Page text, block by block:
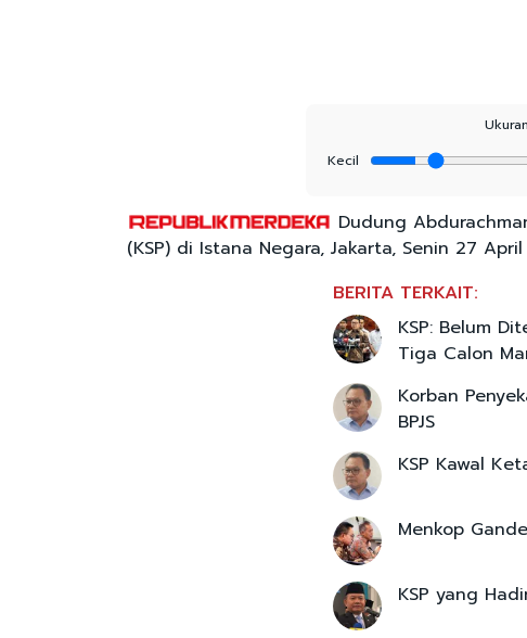
Kecil
Dudung
(KSP) di Istana Negara, Jakarta, Senin 27
BERITA TERKAIT:
KSP: Belum
Tiga Calon
Korban
BPJS
KSP Kawal
Menkop
KSP yang